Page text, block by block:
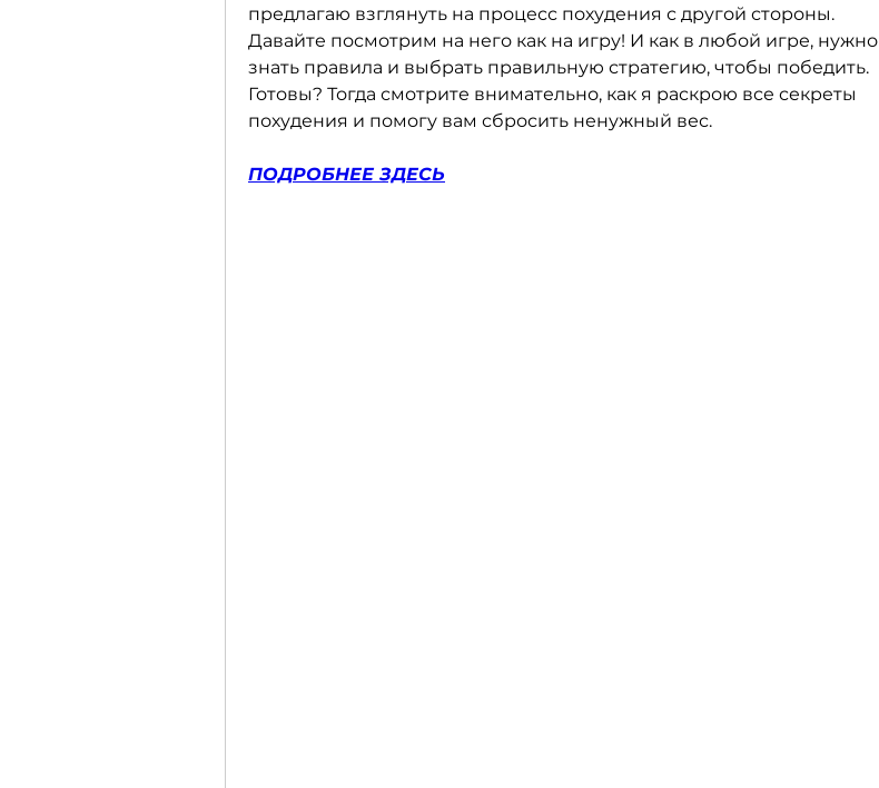
предлагаю взглянуть на процесс похудения с другой стороны.
Давайте посмотрим на него как на игру! И как в любой игре, нужно
знать правила и выбрать правильную стратегию, чтобы победить.
Готовы? Тогда смотрите внимательно, как я раскрою все секреты
похудения и помогу вам сбросить ненужный вес.
ПОДРОБНЕЕ ЗДЕСЬ